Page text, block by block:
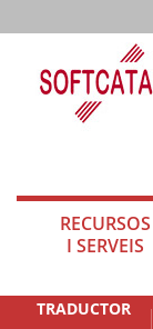
RECURSOS
I SERVEIS
TRADUCTOR